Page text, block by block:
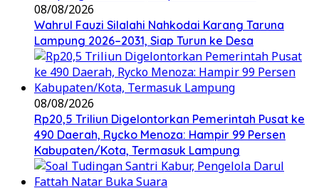
08/08/2026
Wahrul Fauzi Silalahi Nahkodai Karang Taruna
Lampung 2026–2031, Siap Turun ke Desa
08/08/2026
Rp20,5 Triliun Digelontorkan Pemerintah Pusat ke
490 Daerah, Rycko Menoza: Hampir 99 Persen
Kabupaten/Kota, Termasuk Lampung